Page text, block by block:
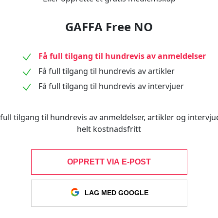
GAFFA Free NO
Få full tilgang til hundrevis av anmeldelser
Få full tilgang til hundrevis av artikler
Få full tilgang til hundrevis av intervjuer
tilgang til hundrevis av anmeldelser, artikler og
helt kostnadsfritt
OPPRETT VIA E-POST
LAG MED GOOGLE